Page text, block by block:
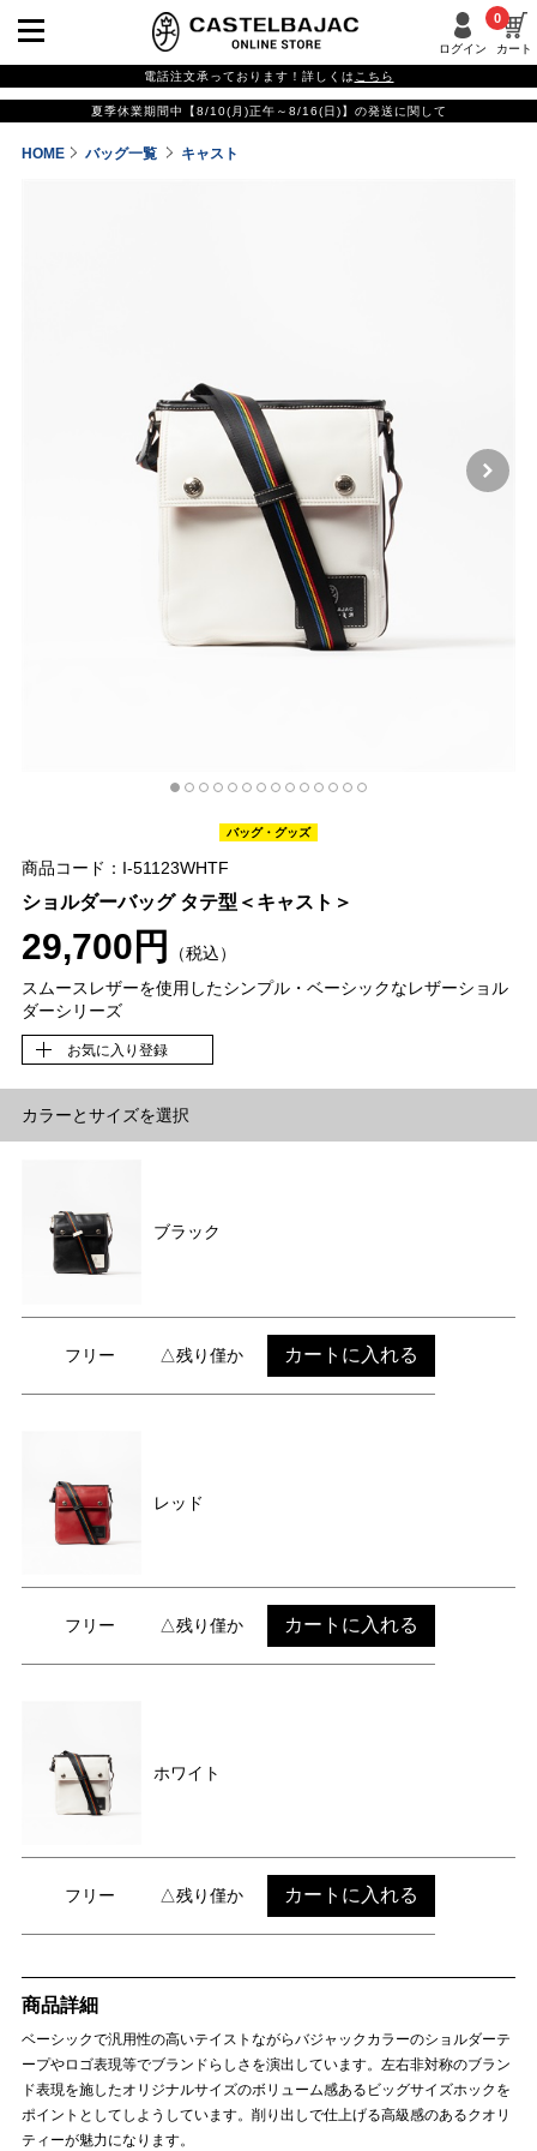
ログイン カート
0
電話注文承っております！詳しくは こちら
夏季休業期間中【8/10(月)正午～8/16(日)】の発送に関して
HOME バッグ一覧 キャスト
バッグ・グッズ
商品コード：I-51123WHTF
ショルダーバッグ タテ型＜キャスト＞
29,700円
（税込）
スムースレザーを使用したシンプル・ベーシックなレザーショル
ダーシリーズ
お気に入り登録
カラーとサイズを選択
ブラック
フリー △残り僅か カートに入れる
レッド
フリー △残り僅か カートに入れる
ホワイト
フリー △残り僅か カートに入れる
商品詳細
ベーシックで汎用性の高いテイストながらバジャックカラーのショルダーテ
ープやロゴ表現等でブランドらしさを演出しています。左右非対称のブラン
ド表現を施したオリジナルサイズのボリューム感あるビッグサイズホックを
ポイントとしてしようしています。削り出しで仕上げる高級感のあるクオリ
ティーが魅力になります。